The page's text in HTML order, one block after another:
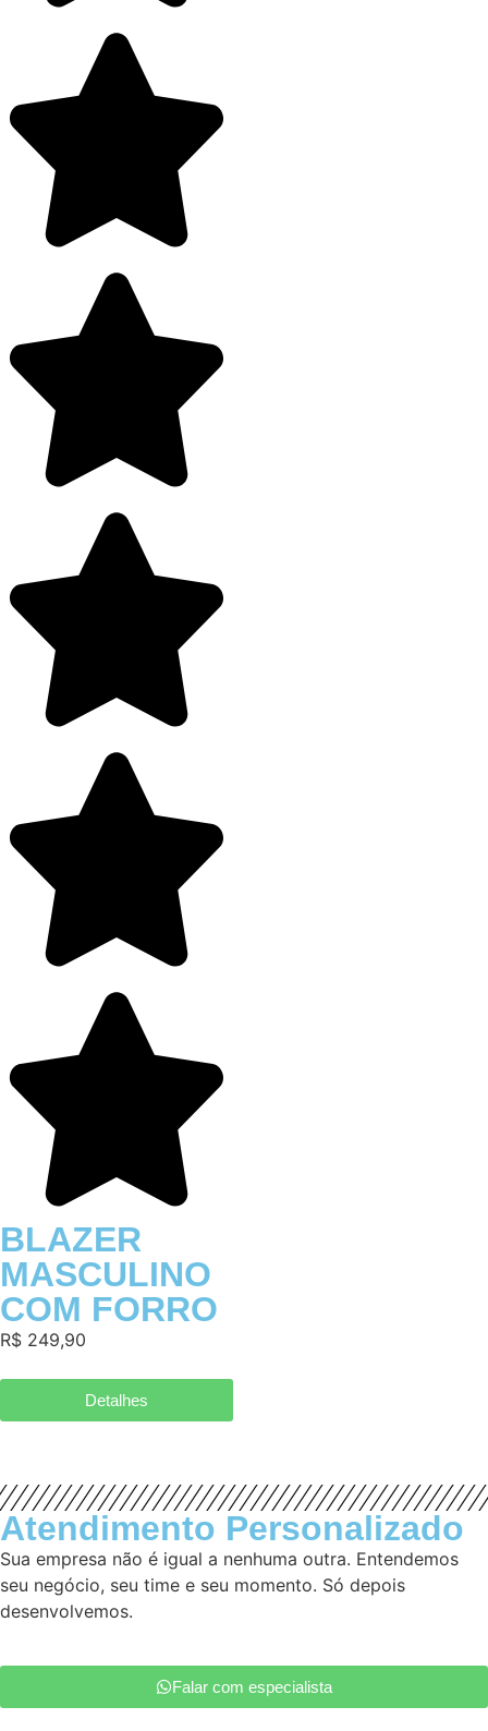
BLAZER
MASCULINO
COM FORRO
R$ 249,90
Detalhes
Atendimento Personalizado
Sua empresa não é igual a nenhuma outra. Entendemos
seu negócio, seu time e seu momento. Só depois
desenvolvemos.
Falar com especialista